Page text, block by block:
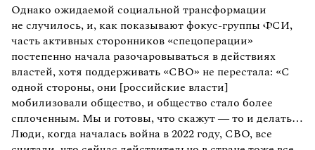
Однако ожидаемой социальной трансформации
не случилось, и, как показывают фокус-группы ФСИ,
часть активных сторонников «спецоперации»
постепенно начала разочаровываться в действиях
властей, хотя поддерживать «СВО» не перестала: «С
одной стороны, они [российские власти]
мобилизовали общество, и общество стало более
сплоченным. Мы и готовы, что скажут — то и делать…
Люди, когда началась война в 2022 году, СВО, все